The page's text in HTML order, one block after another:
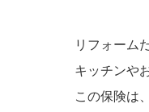
リフォーム
キッチンや
この保険は